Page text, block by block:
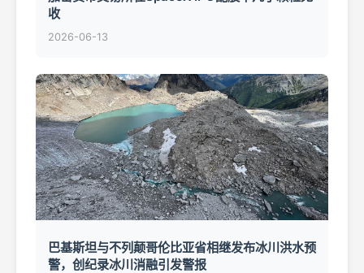
收
2026-06-13
巴基斯坦与不列颠哥伦比亚省相继发布冰川洪水预
警，创纪录冰川消融引发警报